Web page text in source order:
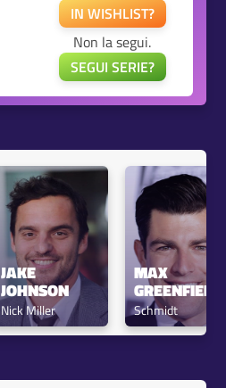
IN WISHLIST?
Non la segui.
SEGUI SERIE?
JAKE
JOHNSON
Nick Miller
MAX
GREENFIELD
Schmidt